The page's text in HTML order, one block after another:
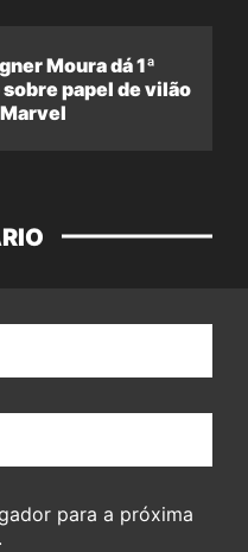
Moura dá 1ª
papel de vilão
para a próxima